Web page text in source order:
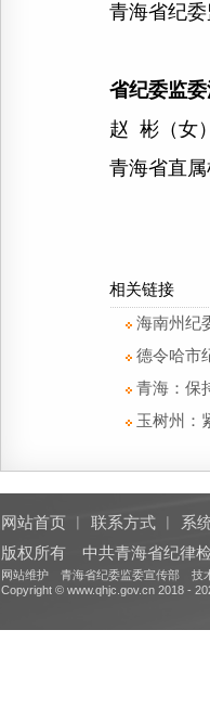
青海省纪
省纪委监
赵 彬（女）
青海省直
相关链接
海南州纪
德令哈市
青海：保
玉树州：
网站首页 联系方式 系
版权所有 中共青海省纪律
网站维护 青海省纪委监委宣传部 技
Copyright © www.qhjc.gov.cn 2018 -